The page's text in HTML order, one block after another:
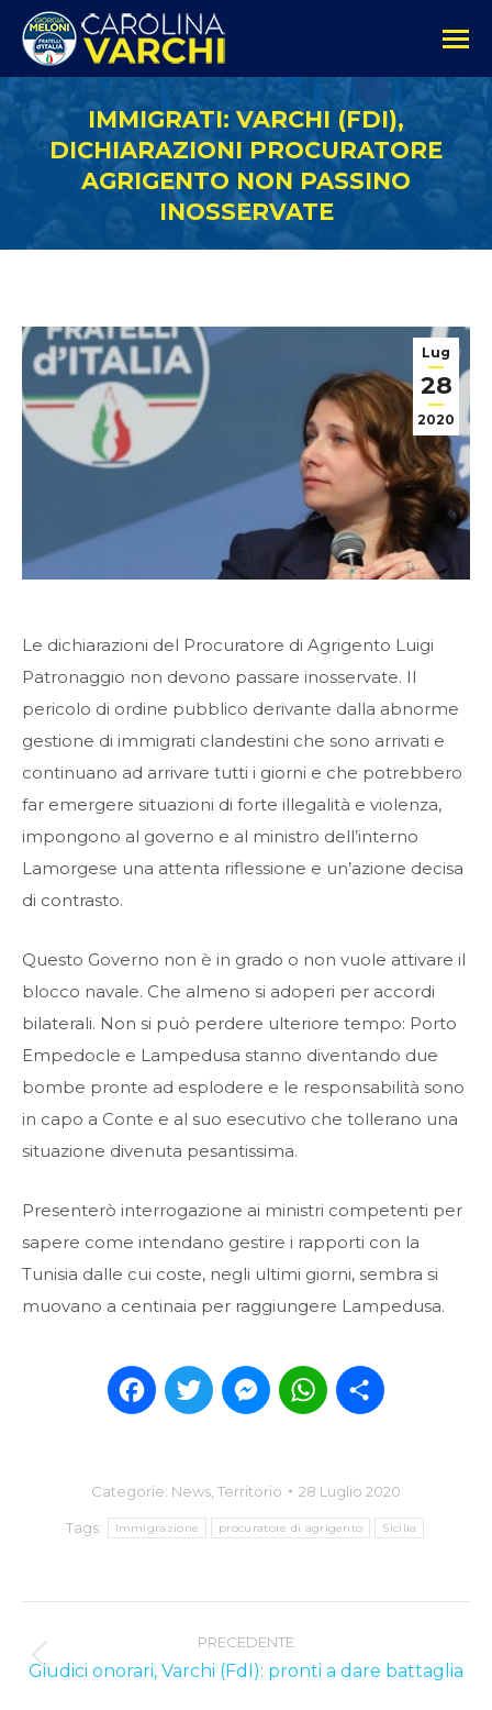
IMMIGRATI: VARCHI (FDI),
DICHIARAZIONI PROCURATORE
AGRIGENTO NON PASSINO
INOSSERVATE
Lug
28
2020
Le dichiarazioni del Procuratore di Agrigento Luigi
Patronaggio non devono passare inosservate. Il
pericolo di ordine pubblico derivante dalla abnorme
gestione di immigrati clandestini che sono arrivati e
continuano ad arrivare tutti i giorni e che potrebbero
far emergere situazioni di forte illegalità e violenza,
impongono al governo e al ministro dell’interno
Lamorgese una attenta riflessione e un’azione decisa
di contrasto.
Questo Governo non è in grado o non vuole attivare il
blocco navale. Che almeno si adoperi per accordi
bilaterali. Non si può perdere ulteriore tempo: Porto
Empedocle e Lampedusa stanno diventando due
bombe pronte ad esplodere e le responsabilità sono
in capo a Conte e al suo esecutivo che tollerano una
situazione divenuta pesantissima.
Presenterò interrogazione ai ministri competenti per
sapere come intendano gestire i rapporti con la
Tunisia dalle cui coste, negli ultimi giorni, sembra si
muovano a centinaia per raggiungere Lampedusa.
FacebookTwitter MessengerWhatsApp
Categorie: News Territorio 28 Luglio 2020
Tags: Immigrazione procuratore di agrigento Sicilia
navigation
PRECEDENTE
Previous
post:
Giudici onorari, Varchi (FdI): pronti a dare battaglia